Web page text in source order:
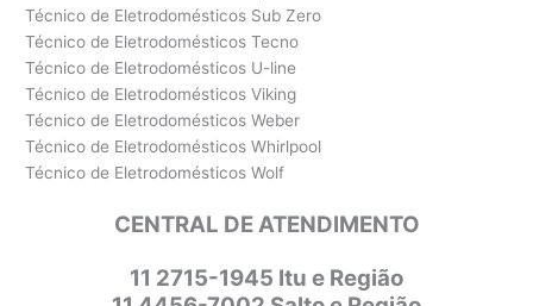
Técnico de Eletrodomésticos Sub Zero
Técnico de Eletrodomésticos Tecno
Técnico de Eletrodomésticos U-line
Técnico de Eletrodomésticos Viking
Técnico de Eletrodomésticos Weber
Técnico de Eletrodomésticos Whirlpool
Técnico de Eletrodomésticos Wolf
CENTRAL DE ATENDIMENTO
11 2715-1945 Itu e Região